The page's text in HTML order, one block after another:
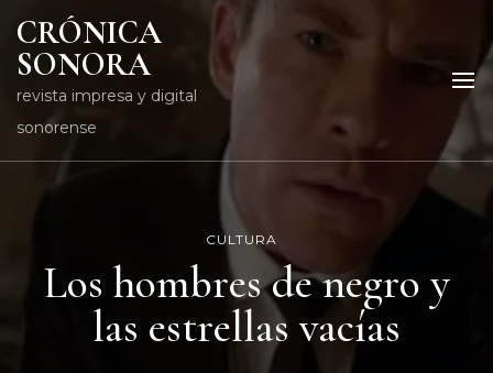
CRÓNICA
SONORA
revista impresa y digital
sonorense
CULTURA
Los hombres de negro y
las estrellas vacías